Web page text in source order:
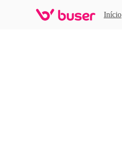
Início
Home